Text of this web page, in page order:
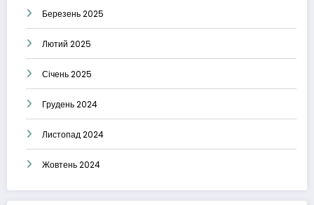
Березень 2025
Лютий 2025
Січень 2025
Грудень 2024
Листопад 2024
Жовтень 2024